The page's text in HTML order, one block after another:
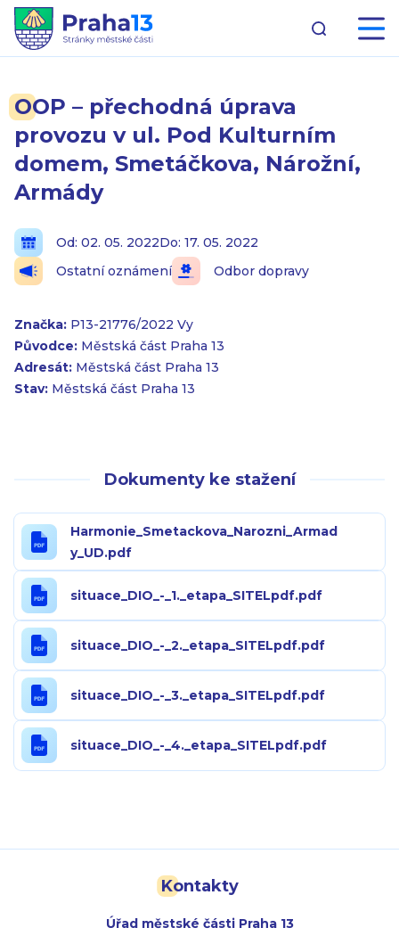
OOP – přechodná úprava
provozu v ul. Pod Kulturním
domem, Smetáčkova, Nárožní,
Armády
Od: 02. 05. 2022Do: 17. 05. 2022
Ostatní oznámení
Odbor dopravy
Značka: P13-21776/2022 Vy
Původce: Městská část Praha 13
Adresát: Městská část Praha 13
Stav: Městská část Praha 13
Dokumenty ke stažení
Harmonie_Smetackova_Narozni_Armad
y_UD.pdf
situace_DIO_-_1._etapa_SITELpdf.pdf
situace_DIO_-_2._etapa_SITELpdf.pdf
situace_DIO_-_3._etapa_SITELpdf.pdf
situace_DIO_-_4._etapa_SITELpdf.pdf
Kontakty
Úřad městské části Praha 13